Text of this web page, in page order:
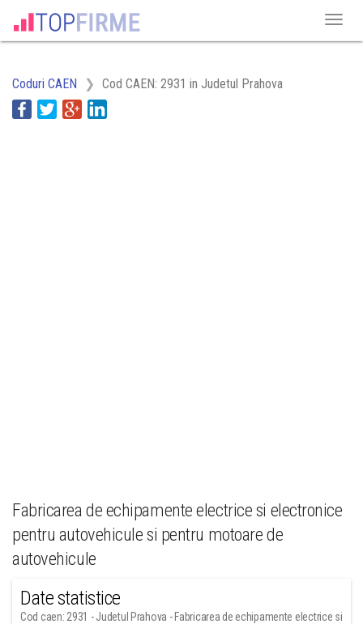
Coduri CAEN Cod CAEN: 2931 in Judetul Prahova
Fabricarea de echipamente electrice si electronice
pentru autovehicule si pentru motoare de
autovehicule
Date statistice
Cod caen: 2931 - Judetul Prahova - Fabricarea de echipamente electrice si